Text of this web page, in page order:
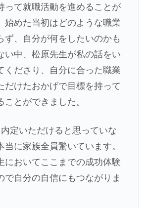
って就職活動を進めることが
始めた当初はどのような職業
ず、自分が何をしたいのかも
い中、松原先生が私の話をい
くださり、自分に合った職業
だけたおかげで目標を持って
ことができました。
定いただけると思っていな
当に家族全員驚いています。
においてここまでの成功体験
で自分の自信にもつながりま